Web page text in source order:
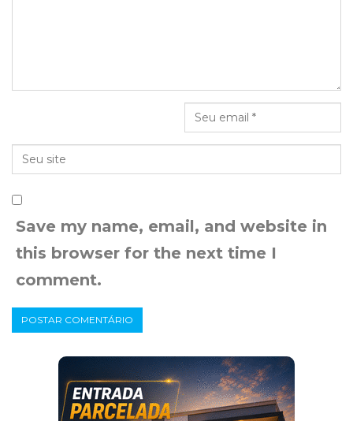
Save my name, email, and website in
this browser for the next time I
comment.